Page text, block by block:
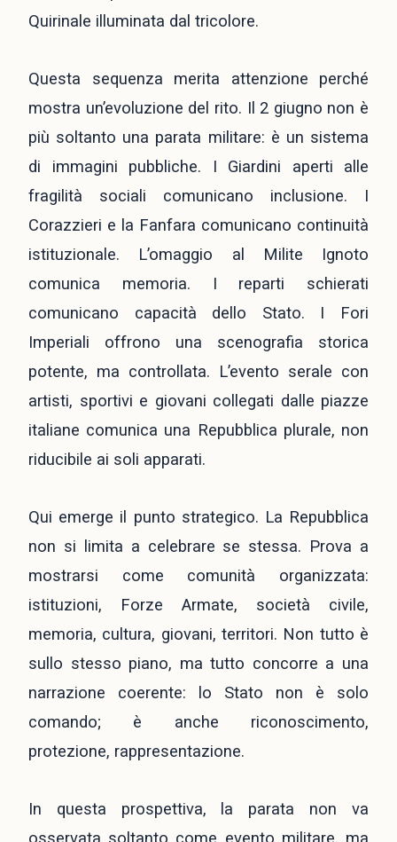
Quirinale illuminata dal tricolore.
Questa sequenza merita attenzione perché
mostra un’evoluzione del rito. Il 2 giugno non è
più soltanto una parata militare: è un sistema
di immagini pubbliche. I Giardini aperti alle
fragilità sociali comunicano inclusione. I
Corazzieri e la Fanfara comunicano continuità
istituzionale. L’omaggio al Milite Ignoto
comunica memoria. I reparti schierati
comunicano capacità dello Stato. I Fori
Imperiali offrono una scenografia storica
potente, ma controllata. L’evento serale con
artisti, sportivi e giovani collegati dalle piazze
italiane comunica una Repubblica plurale, non
riducibile ai soli apparati.
Qui emerge il punto strategico. La Repubblica
non si limita a celebrare se stessa. Prova a
mostrarsi come comunità organizzata:
istituzioni, Forze Armate, società civile,
memoria, cultura, giovani, territori. Non tutto è
sullo stesso piano, ma tutto concorre a una
narrazione coerente: lo Stato non è solo
comando; è anche riconoscimento,
protezione, rappresentazione.
In questa prospettiva, la parata non va
osservata soltanto come evento militare, ma